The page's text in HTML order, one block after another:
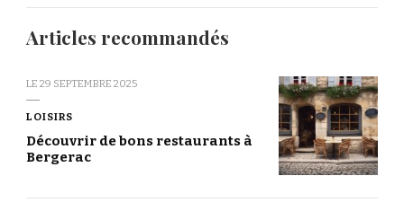
Articles recommandés
LE 29 SEPTEMBRE 2025
LOISIRS
Découvrir de bons restaurants à
Bergerac